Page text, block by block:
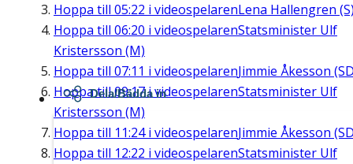
Hoppa till 05:22 i videospelarenLena Hallengren
Hoppa till 06:20 i videospelarenStatsminister Ulf
Kristersson (M)
Hoppa till 07:11 i videospelarenJimmie Åkesson
Hoppa till09:17i videospelarenStatsminister Ulf
Kristersson (M)
Hoppa till 11:24i videospelarenJimmie Åkesson
Hoppa till 12:22 i videospelarenStatsminister Ulf
Dela/Bädda in